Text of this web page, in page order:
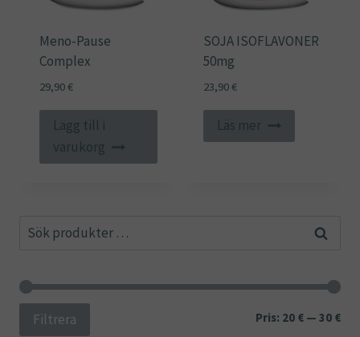
Meno-Pause
Complex
29,90€
Lägg till i
varukorg
SOJA ISOFLAVONER
50mg
23,90€
Läs mer
Sök
Sök
Min
Filtrera Pris: 20 € — 30 €